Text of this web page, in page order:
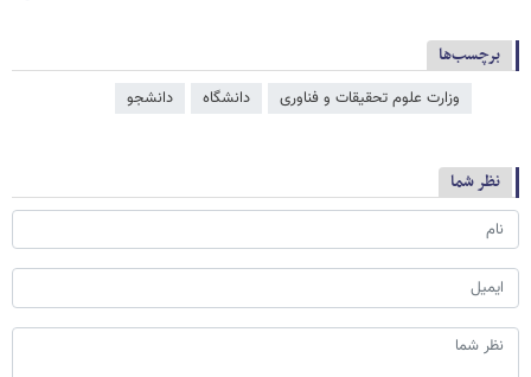
برچسب‌ها
وزارت علوم تحقیقات و فناوری دانشگاه دانشجو
نظر شما